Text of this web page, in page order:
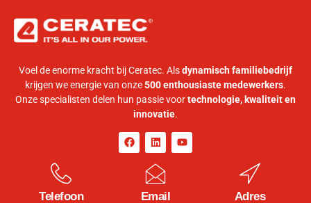
Voel de enorme kracht bij Ceratec. Alsdynamisch familiebedrijf
krijgen we energie van onze500 enthousiaste medewerkers.
Onze specialisten delen hun passie voortechnologie, kwaliteit en
innovatie.
Telefoon Email Adres